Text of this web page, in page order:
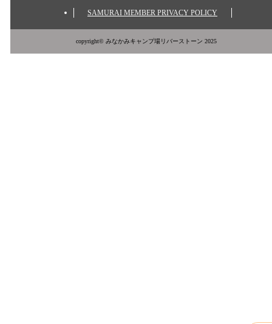
SAMURAI MEMBER PRIVACY POLICY
copyright© みなかみキャンプ場リバーストーン 2025